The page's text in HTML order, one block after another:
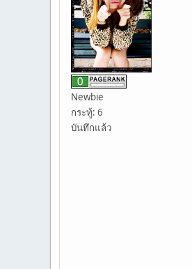
Newbie
กระทู้: 6
บันทึกแล้ว